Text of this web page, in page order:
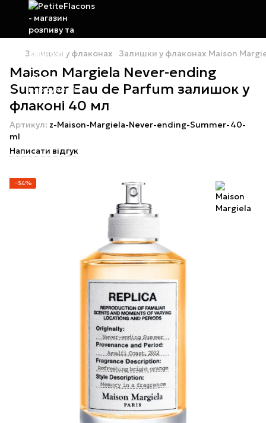
Залишки у флаконах Залишки у флаконах Maison
Maison Margiela Never-ending
Summer Eau de Parfum залишок у
флаконі 40 мл
Артикул: z-Maison-Margiela-Never-ending-Summer-40-
ml
Написати відгук
−34%